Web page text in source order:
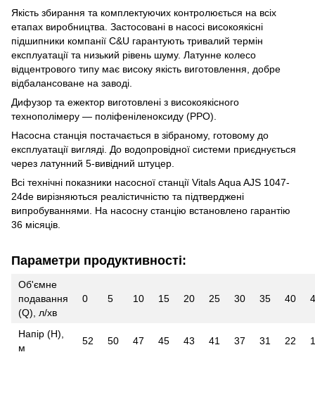
Якість збирання та комплектуючих контролюється на всіх
етапах виробництва. Застосовані в насосі високоякісні
підшипники компанії C&U гарантують тривалий термін
експлуатації та низький рівень шуму. Латунне колесо
відцентрового типу має високу якість виготовлення, добре
відбалансоване на заводі.
Дифузор та ежектор виготовлені з високоякісного
технополімеру — поліфеніленоксиду (PPO).
Насосна станція постачається в зібраному, готовому до
експлуатації вигляді. До водопровідної системи приєднується
через латунний 5-вивідний штуцер.
Всі технічні показники насосної станції Vitals Aqua AJS 1047-
24de вирізняються реалістичністю та підтверджені
випробуваннями. На насосну станцію встановлено гарантію
36 місяців.
Параметри продуктивності:
Об'ємне
подавання
(Q), л/хв
0 5 10 15 20 25 30 35 40
Напір (Н),
м
52 50 47 45 43 41 37 31 22